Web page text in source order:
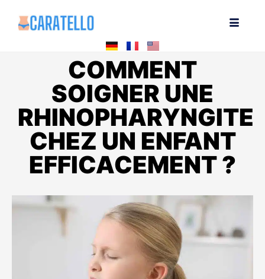
COMMENT
SOIGNER UNE
RHINOPHARYNGITE
CHEZ UN ENFANT
EFFICACEMENT ?